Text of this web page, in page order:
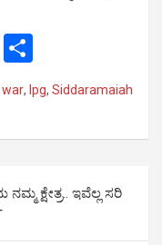
C
py ar
e
war, lpg, Siddaramaiah
ಕ್ಷೇತ್ರ.. ಇವೆಲ್ಲ ಸರಿ